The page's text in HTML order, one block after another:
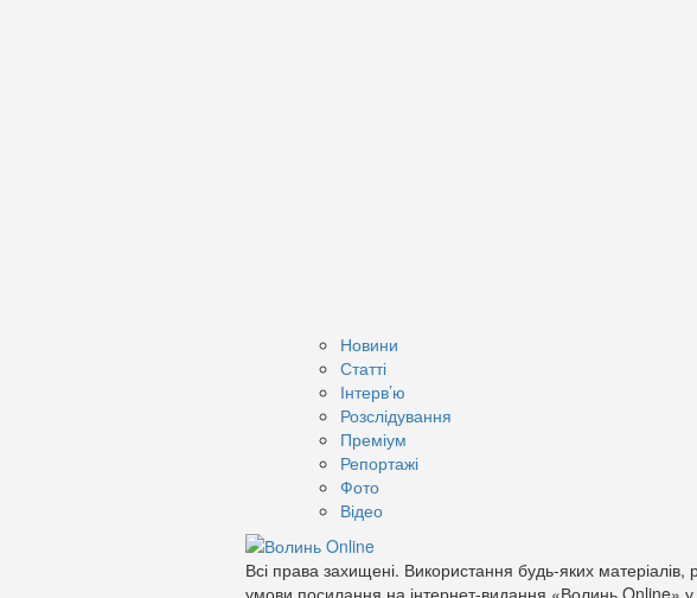
Новини
Статті
Інтерв’ю
Розслідування
Преміум
Репортажі
Фото
Відео
Всі права захищені. Використання будь-яких матеріалів,